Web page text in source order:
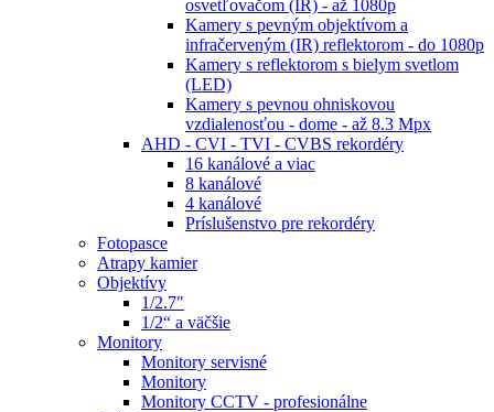
osvetľovačom (IR) - až 1080p
Kamery s pevným objektívom a
infračerveným (IR) reflektorom - do 1080p
Kamery s reflektorom s bielym svetlom
(LED)
Kamery s pevnou ohniskovou
vzdialenosťou - dome - až 8.3 Mpx
AHD - CVI - TVI - CVBS rekordéry
16 kanálové a viac
8 kanálové
4 kanálové
Príslušenstvo pre rekordéry
Fotopasce
Atrapy kamier
Objektívy
1/2.7"
1/2“ a väčšie
Monitory
Monitory servisné
Monitory
Monitory CCTV - profesionálne